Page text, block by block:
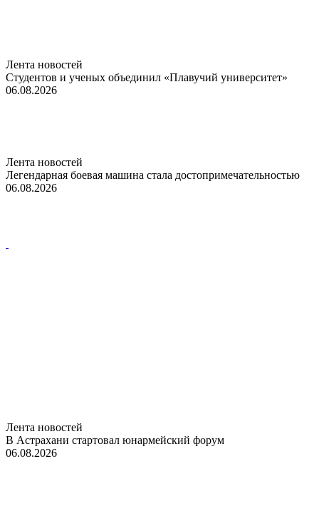
Лента новостей
Студентов и ученых объединил «Плавучий университет»
06.08.2026
Лента новостей
Легендарная боевая машина стала достопримечательностью
06.08.2026
Лента новостей
В Астрахани стартовал юнармейский форум
06.08.2026